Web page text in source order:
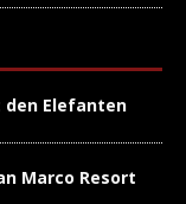
den Elefanten
Marco Resort